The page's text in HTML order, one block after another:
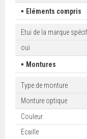
▪ Eléments compris
Etui de la marque
oui
▪ Montures
Type de monture
Monture optique
Couleur
Ecaille